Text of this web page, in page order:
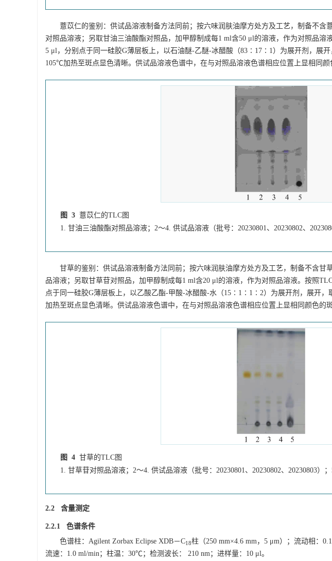
薏苡仁的鉴别：供试品溶液制备方法同前；按六味润肤油摩方处方及工艺，制备不含
对照品溶液；另取甘油三油酸酯对照品，加甲醇制成每1 ml含50 μl的溶液，作为对照品溶
5 μl，分别点于同一硅胶G薄层板上，以石油醚-乙醚-冰醋酸（83∶17∶1）为展开剂，展
105℃加热至斑点显色清晰。供试品溶液色谱中，在与对照品溶液色谱相应位置上显相同
图 3 薏苡仁的TLC图
1. 甘油三油酸酯对照品溶液；2～4. 供试品溶液（批号：20230801、20230802、
甘草的鉴别：供试品溶液制备方法同前；按六味润肤油摩方处方及工艺，制备不含甘
品溶液；另取甘草苷对照品，加甲醇制成每1 ml含20 μl的溶液，作为对照品溶液。按照
点于同一硅胶G薄层板上，以乙酸乙酯-甲酸-冰醋酸-水（15∶1∶1∶2）为展开剂，展开，
加热至斑点显色清晰。供试品溶液色谱中，在与对照品溶液色谱相应位置上显相同颜色的
图 4 甘草的TLC图
1. 甘草苷对照品溶液；2～4. 供试品溶液（批号：20230801、20230802、20230803）
2.2 含量测定
2.2.1 色谱条件
色谱柱：Agilent Zorbax Eclipse XDB－C18柱（250 mm×4.6 mm，5 μm）；流动相：
流速：1.0 ml/min；柱温：30℃；检测波长： 210 nm；进样量：10 μl。